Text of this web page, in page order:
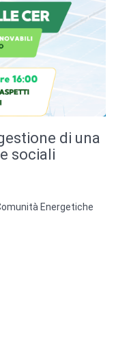
di una
sociali
Energetiche